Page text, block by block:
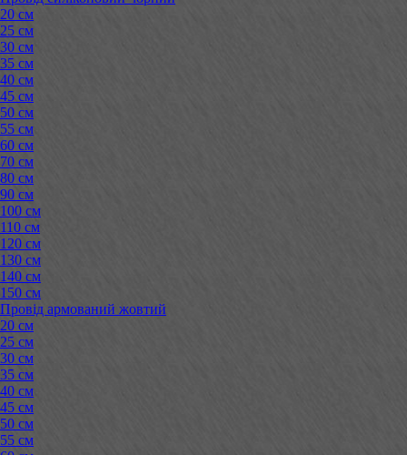
20 см
25 см
30 см
35 см
40 см
45 см
50 см
55 см
60 см
70 см
80 см
90 см
100 см
110 см
120 см
130 см
140 см
150 см
Провід армований жовтий
20 см
25 см
30 см
35 см
40 см
45 см
50 см
55 см